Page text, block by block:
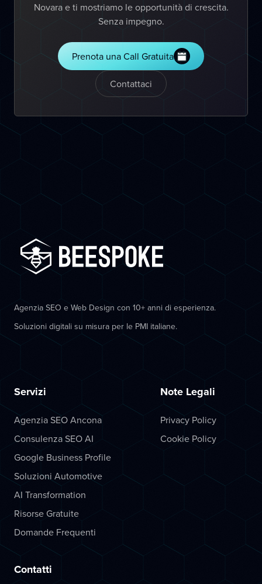
Novara e ti mostriamo le opportunità di crescita.
Senza impegno.
Prenota una Call Gratuita
Contattaci
Agenzia SEO e Web Design con 10+ anni di esperienza.
Soluzioni digitali su misura per le PMI italiane.
Servizi
Agenzia SEO Ancona
Consulenza SEO AI
Google Business Profile
Soluzioni Automotive
AI Transformation
Risorse Gratuite
Domande Frequenti
Note Legali
Privacy Policy
Cookie Policy
Contatti